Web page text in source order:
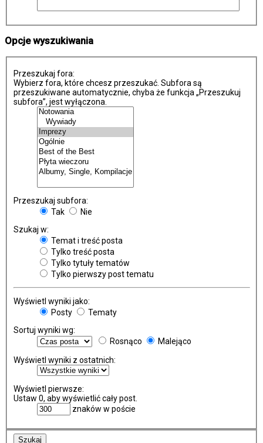
Opcje wyszukiwania
Przeszukaj fora:
Wybierz fora, które chcesz przeszukać. Subfora są
przeszukiwane automatycznie, chyba że funkcja „Przeszukuj
subfora”, jest wyłączona.
Przeszukaj subfora:
Tak
Nie
Szukaj w:
Temat i treść posta
Tylko treść posta
Tylko tytuły tematów
Tylko pierwszy post tematu
Wyświetl wyniki jako:
Posty
Tematy
Sortuj wyniki wg:
Rosnąco
Malejąco
Wyświetl wyniki z ostatnich:
Wyświetl pierwsze:
Ustaw 0, aby wyświetlić cały post.
znaków w poście